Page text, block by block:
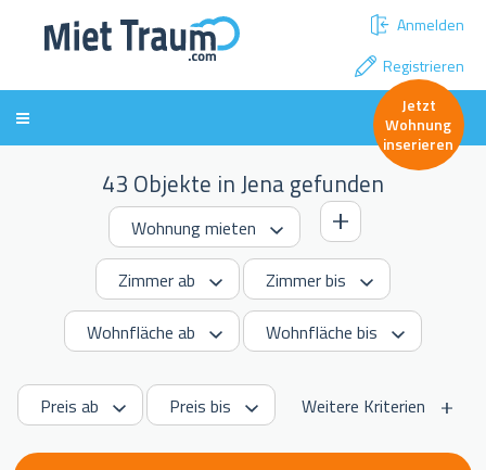
Anmelden
Registrieren
Jetzt
Wohnung
inserieren
43 Objekte in Jena gefunden
Weitere Kriterien